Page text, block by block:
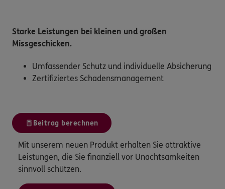
Starke Leistungen bei kleinen und großen
Missgeschicken.
Umfassender Schutz und individuelle Absicherung
Zertifiziertes Schadensmanagement
Beitrag berechnen
Mit unserem neuen Produkt erhalten Sie attraktive
Leistungen, die Sie finanziell vor Unachtsamkeiten
sinnvoll schützen.